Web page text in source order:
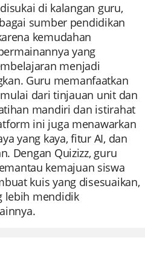
di kalangan guru,
sumber pendidikan
kemudahan
yang
menjadi
Guru memanfaatkan
dari tinjauan unit dan
mandiri dan istirahat
ini juga menawarkan
yang kaya, fitur AI, dan
Dengan Quizizz, guru
kemajuan siswa
kuis yang disesuaikan,
lebih mendidik